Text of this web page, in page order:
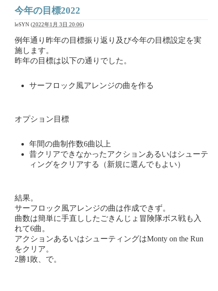
今年の目標2022
leSYN (2022年1月 3日 20:06)
例年通り昨年の目標振り返り及び今年の目標設定を実
施します。
昨年の目標は以下の通りでした。
サーフロック風アレンジの曲を作る
オプション目標
年間の曲制作数6曲以上
昔クリアできなかったアクションあるいはシューテ
ィングをクリアする（新規に選んでもよい）
結果。
サーフロック風アレンジの曲は作成できず。
曲数は簡単に手直ししたごきんじょ冒険隊ボス戦も入
れて6曲。
アクションあるいはシューティングはMonty on the Run
をクリア。
2勝1敗、で。